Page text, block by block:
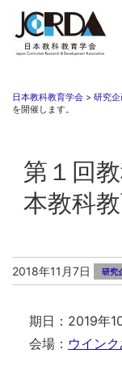
日本教科教育学会 > 研究
を開催します。
第１回
本教科
2018年11月7日 研究
期日：2019年
会場： ウイン